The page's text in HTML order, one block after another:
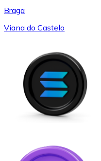
Braga
Viana do Castelo